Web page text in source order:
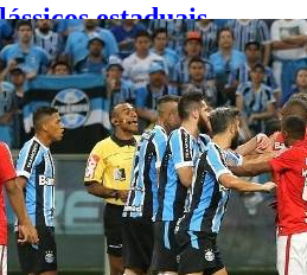
estaduais
Copa do Brasil